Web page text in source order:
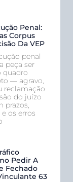
Penal:
Corpus
Da VEP
penal
peça ser
quadro
— agravo,
reclamação
do juízo
prazos,
os erros
Pedir A
Fechado
63